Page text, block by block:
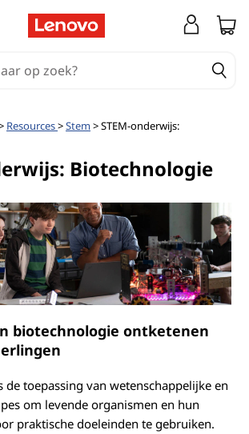
Resources>Stem> STEM-onderwijs:
Biotechnologie
biotechnologie ontketenen
de toepassing van wetenschappelijke en
om levende organismen en hun
praktische doeleinden te gebruiken.